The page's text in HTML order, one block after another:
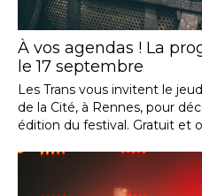
À vos agendas ! La
le 17 septembre
Les Trans vous invitent le
de la Cité, à Rennes, pour
édition du festival. Gratuit et